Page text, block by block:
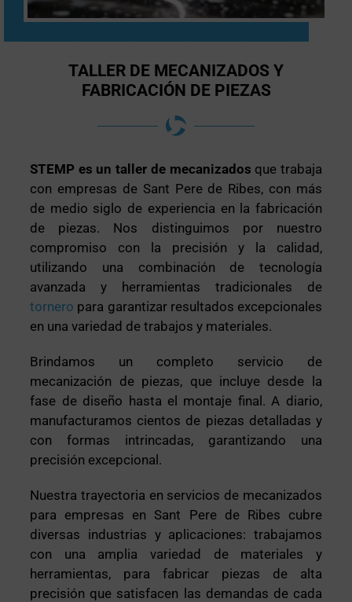
TALLER DE MECANIZADOS Y
FABRICACIÓN DE PIEZAS
STEMP es un taller de mecanizados que trabaja
con empresas de Sant Pere de Ribes, con más
de medio siglo de experiencia en la fabricación
de piezas. Nos distinguimos por nuestro
compromiso con la precisión y la calidad,
utilizando una combinación de tecnología
avanzada y herramientas tradicionales de
tornero para garantizar resultados excepcionales
en una variedad de trabajos y materiales.
Brindamos un completo servicio de
mecanización de piezas, que incluye desde la
fase de diseño hasta el montaje final. A diario,
manufacturamos cientos de piezas detalladas y
con formas intrincadas, garantizando una
precisión excepcional.
Nuestra trayectoria en servicios de mecanizados
para empresas en Sant Pere de Ribes cubre
diversas industrias y aplicaciones: trabajamos
con una amplia variedad de materiales y
herramientas, para fabricar piezas de alta
precisión que satisfacen las demandas de cada